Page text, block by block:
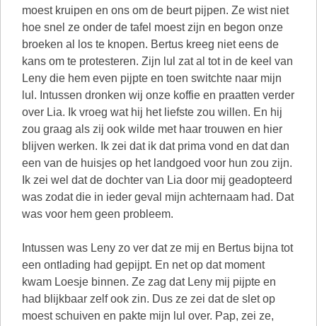
moest kruipen en ons om de beurt pijpen. Ze wist niet
hoe snel ze onder de tafel moest zijn en begon onze
broeken al los te knopen. Bertus kreeg niet eens de
kans om te protesteren. Zijn lul zat al tot in de keel van
Leny die hem even pijpte en toen switchte naar mijn
lul. Intussen dronken wij onze koffie en praatten verder
over Lia. Ik vroeg wat hij het liefste zou willen. En hij
zou graag als zij ook wilde met haar trouwen en hier
blijven werken. Ik zei dat ik dat prima vond en dat dan
een van de huisjes op het landgoed voor hun zou zijn.
Ik zei wel dat de dochter van Lia door mij geadopteerd
was zodat die in ieder geval mijn achternaam had. Dat
was voor hem geen probleem.
Intussen was Leny zo ver dat ze mij en Bertus bijna tot
een ontlading had gepijpt. En net op dat moment
kwam Loesje binnen. Ze zag dat Leny mij pijpte en
had blijkbaar zelf ook zin. Dus ze zei dat de slet op
moest schuiven en pakte mijn lul over. Pap, zei ze,